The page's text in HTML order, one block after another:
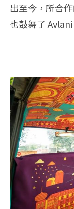
出至今，所合
也鼓舞了